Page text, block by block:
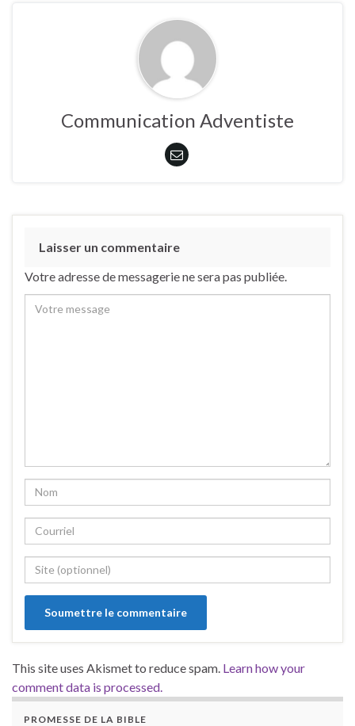
Communication Adventiste
Laisser un commentaire
Votre adresse de messagerie ne sera pas publiée.
This site uses Akismet to reduce spam. Learn how your
comment data is processed.
PROMESSE DE LA BIBLE